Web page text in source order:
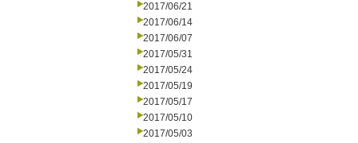
2017/06/21
2017/06/14
2017/06/07
2017/05/31
2017/05/24
2017/05/19
2017/05/17
2017/05/10
2017/05/03